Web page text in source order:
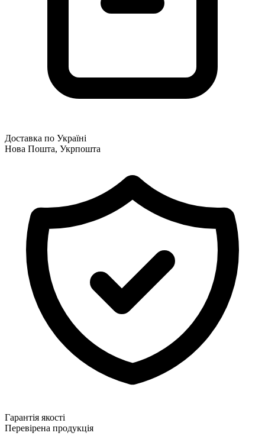
Доставка по Україні
Нова Пошта, Укрпошта
Гарантія якості
Перевірена продукція